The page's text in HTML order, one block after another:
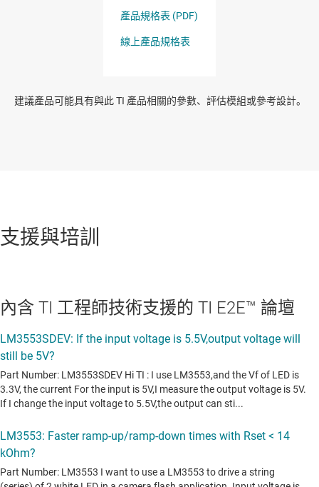
建議產品可能具有與此 TI 產品相關的參數、評估模組或參考設計。
支援與培訓
內含 TI 工程師技術支援的 TI E2E™ 論壇